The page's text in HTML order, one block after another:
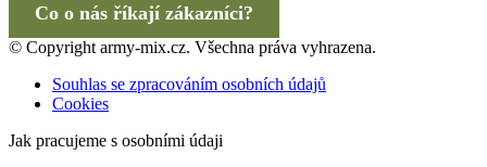
Co o nás říkají zákazníci?
© Copyright army-mix.cz. Všechna práva vyhrazena.
Souhlas se zpracováním osobních údajů
Cookies
Jak pracujeme s osobními údaji